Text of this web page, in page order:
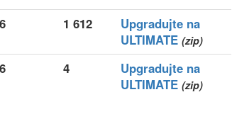
1 612
Upgradujte na
ULTIMATE (zip)
4
Upgradujte na
ULTIMATE (zip)